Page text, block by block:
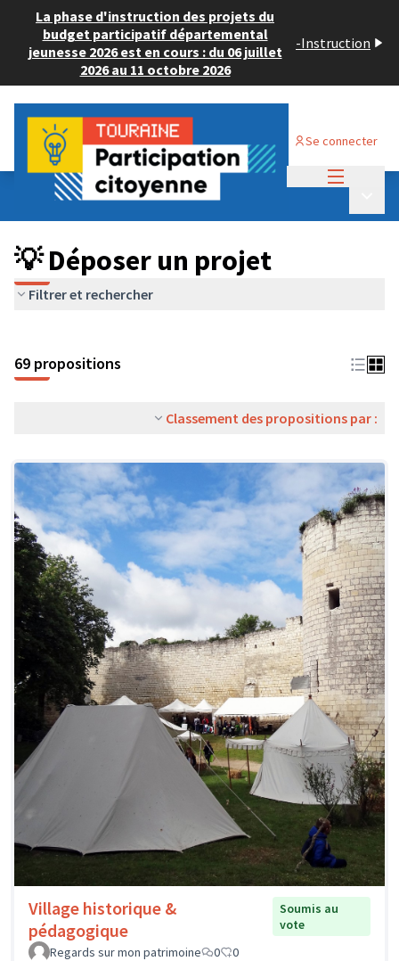
La phase d'instruction des projets du
budget participatif départemental
jeunesse 2026 est en cours : du 06 juillet
2026 au 11 octobre 2026
-Instruction
Se connecter
Budget Participatif ADULTE 2024
💡 Déposer un projet
💡 Déposer un projet
Filtrer et rechercher
69 propositions
Classement des propositions par :
Village historique &
pédagogique
Soumis au
vote
Regards sur mon patrimoine
0 0